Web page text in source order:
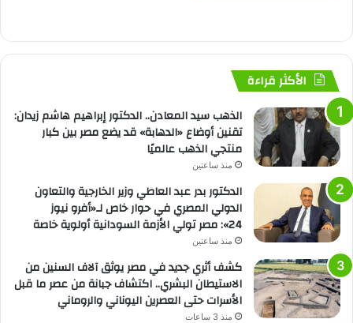
الأكثر قراءة
الذهب سيد المعادن.. الدكتور إبراهيم هاشم زيدان:
تقنين أوضاع «الدهابة» قد يضع مصر بين كبار
منتجي الذهب عالميًا
منذ ساعتين
الدكتور بدر عبد العاطي وزير الخارجية والتعاون
الدولي المصري في حوار خاص لـ«أفرو نيوز
24»: مصر تولي الأزمة السودانية أولوية خاصة
منذ ساعتين
كشف أثري جديد في مصر يوثق آلاف السنين من
الاستيطان البشري.. اكتشاف جبانة من عصر ما قبل
الأسرات حتى العصرين اليوناني والروماني
منذ 3 ساعات